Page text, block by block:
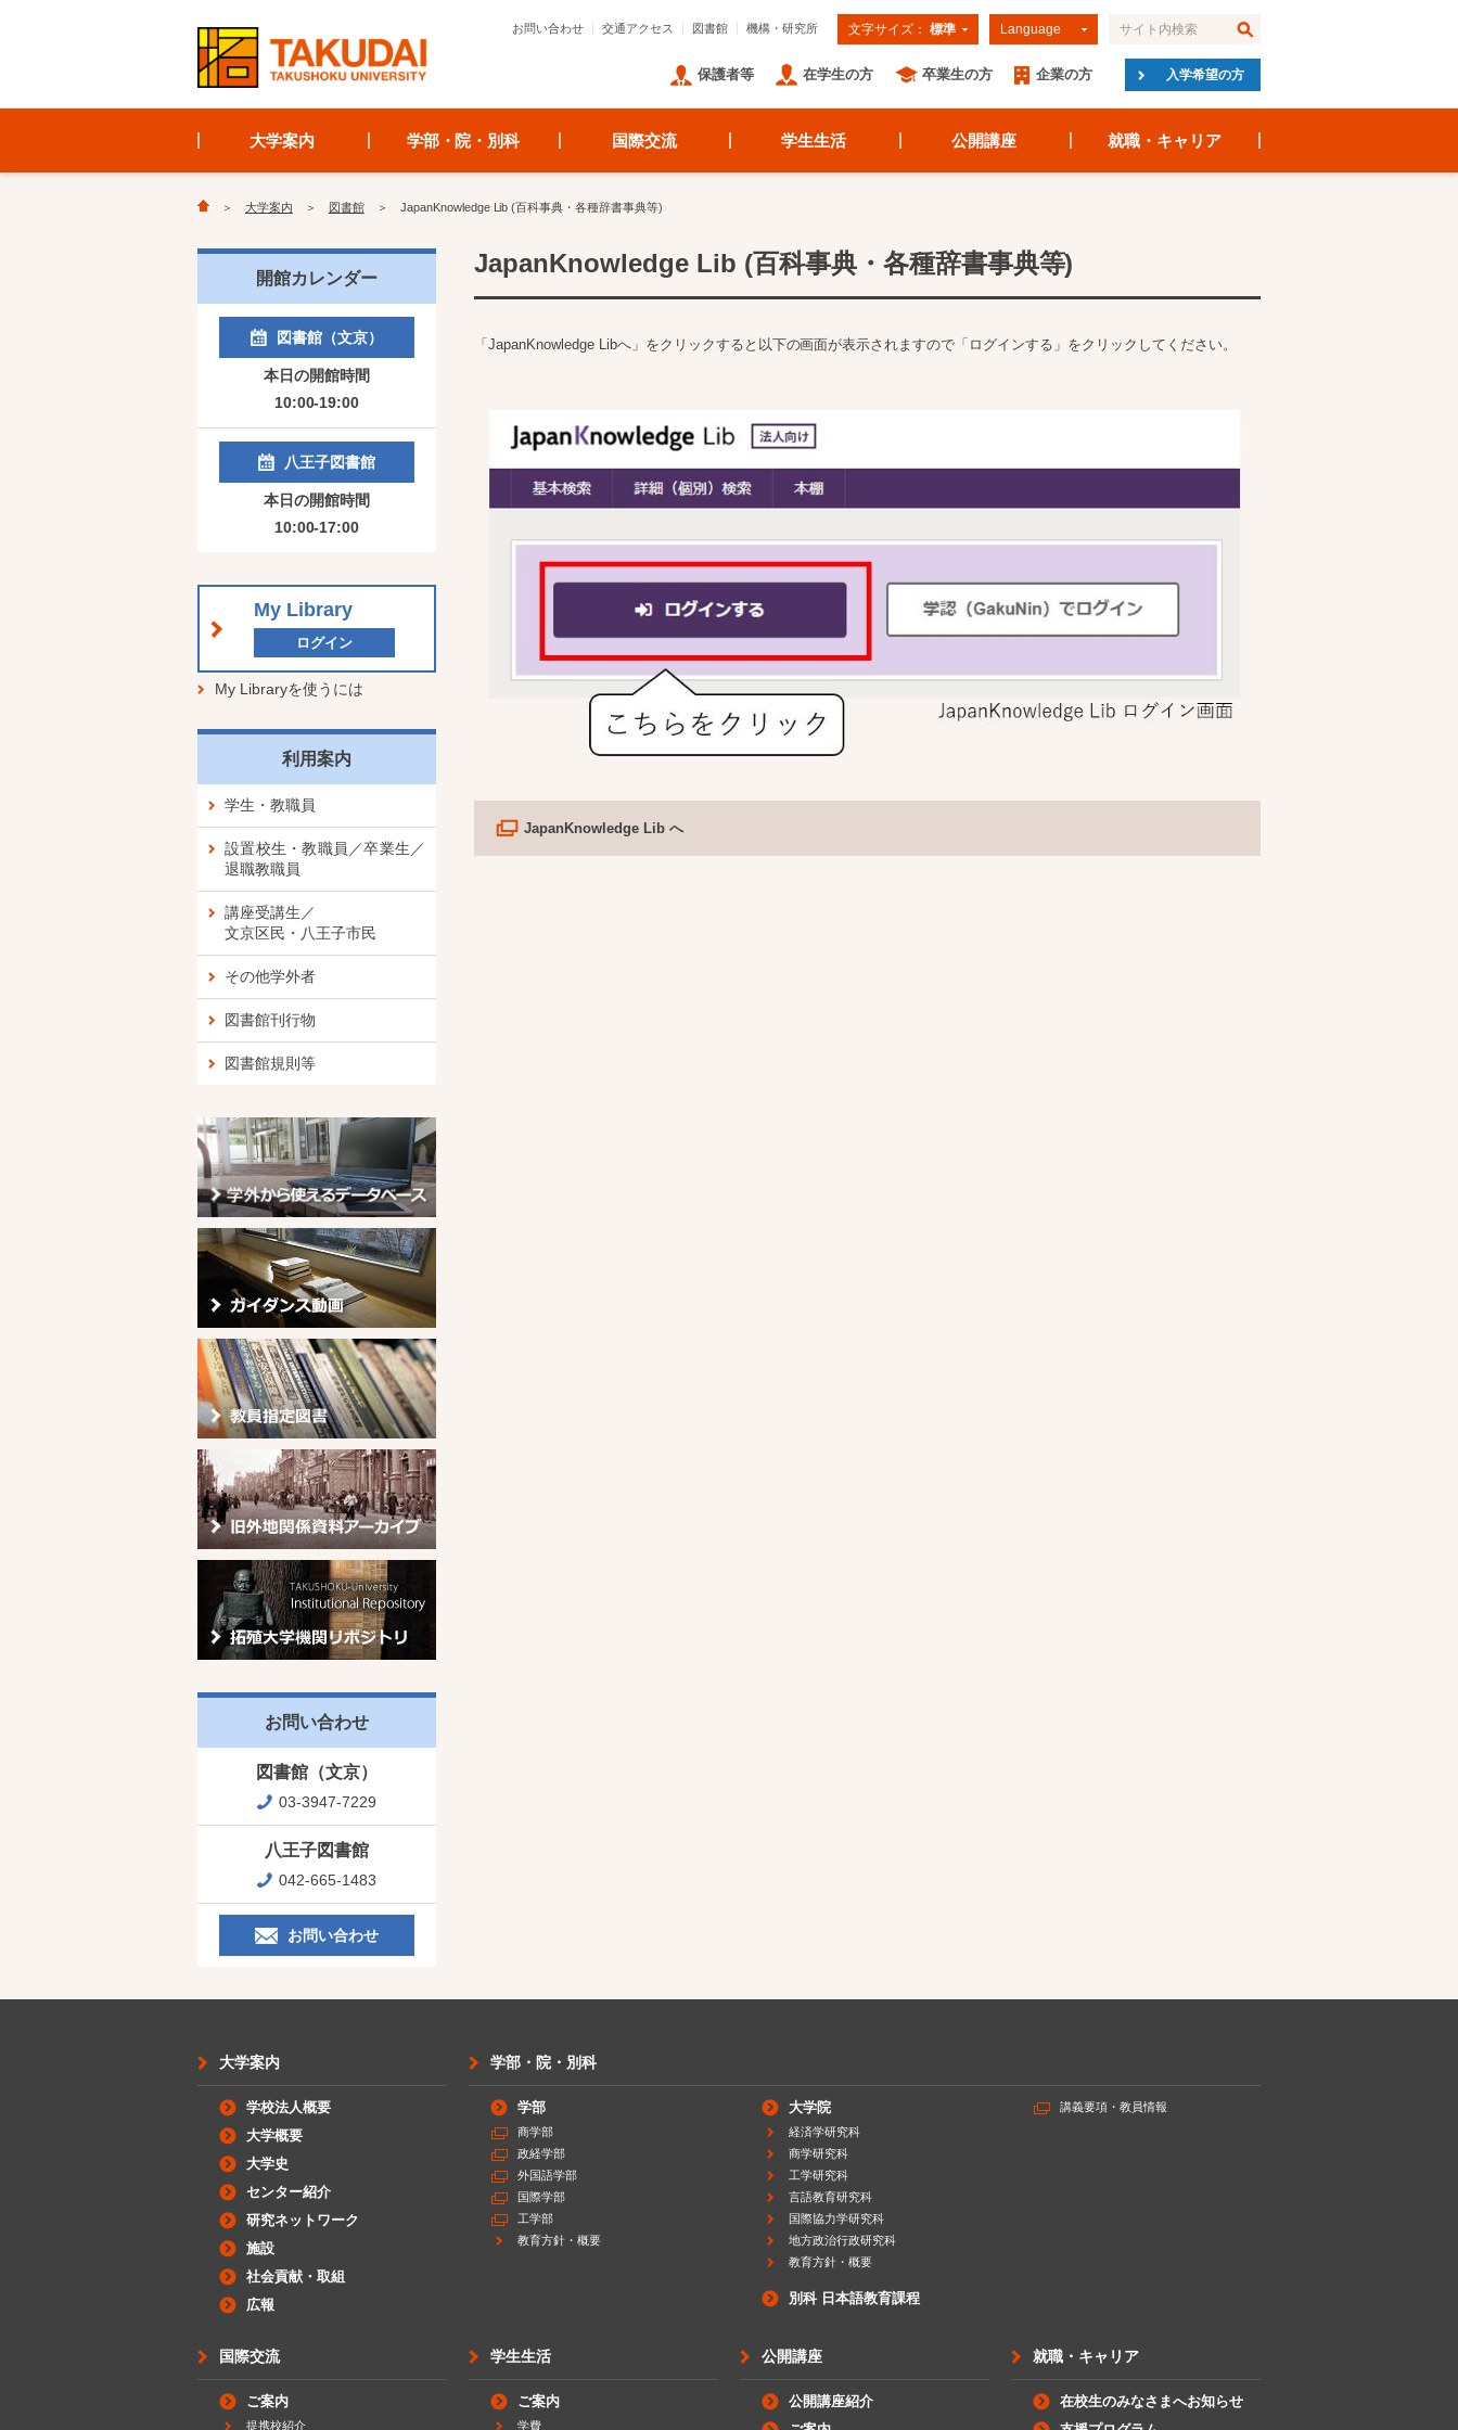
Language
文字サイズ： 標準
お問い合わせ 交通アクセス 図書館 機構・研究所
入学希望の方
保護者等 在学生の方 卒業生の方 企業の方
大学案内 学部・院・別科 国際交流 学生生活 公開講座 就職・キャリア
大学案内 図書館 JapanKnowledge Lib (百科事典・各種辞書事典等)
JapanKnowledge Lib (百科事典・各種辞書事典等)
「JapanKnowledge Libへ」をクリックすると以下の画面が表示されますので「ログインする」をクリックしてください。
JapanKnowledge Lib へ
開館カレンダー
図書館（文京）
本日の開館時間
10:00-19:00
八王子図書館
本日の開館時間
10:00-17:00
My Library
ログイン
My Libraryを使うには
利用案内
学生・教職員
設置校生・教職員／卒業生／
退職教職員
講座受講生／
文京区民・八王子市民
その他学外者
図書館刊行物
図書館規則等
お問い合わせ
図書館（文京）
03-3947-7229
八王子図書館
042-665-1483
お問い合わせ
大学案内
学校法人概要
大学概要
大学史
センター紹介
研究ネットワーク
施設
社会貢献・取組
広報
学部・院・別科
学部
商学部
政経学部
外国語学部
国際学部
工学部
教育方針・概要
大学院
経済学研究科
商学研究科
工学研究科
言語教育研究科
国際協力学研究科
地方政治行政研究科
教育方針・概要
別科 日本語教育課程
講義要項・教員情報
国際交流
ご案内
提携校紹介
学生生活
ご案内
学費
公開講座
公開講座紹介
就職・キャリア
在校生のみなさまへお知らせ